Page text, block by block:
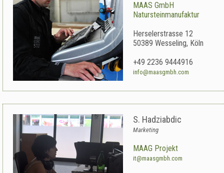
MAAS GmbH
Natursteinmanufaktur
Herselerstrasse 12
50389 Wesseling, Köln
+49 2236 9444916
info@maasgmbh.com
S. Hadziabdic
Marketing
MAAG Projekt
it@maasgmbh.com